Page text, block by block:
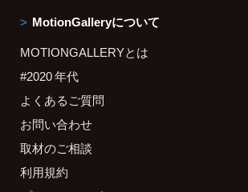
MotionGalleryについて
MOTIONGALLERYとは
#2020 年代
よくあるご質問
お問い合わせ
取材のご相談
利用規約